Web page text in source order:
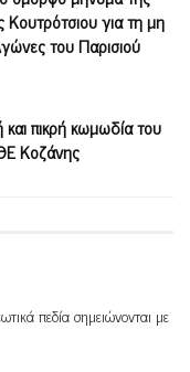
Κουτρότσιου για τη μη
του Παρισιού
πικρή κωμωδία του
Κοζάνης
πεδία σημειώνονται με